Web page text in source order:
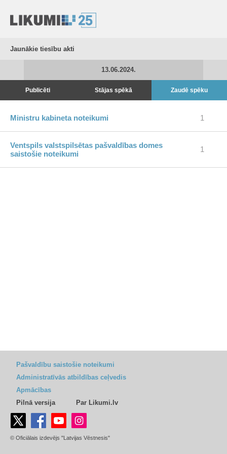
Jaunākie tiesību akti
13.06.2024.
Publicēti Stājas spēkā Zaudē spēku
Ministru kabineta noteikumi 1
Ventspils valstspilsētas pašvaldības domes
saistošie noteikumi
1
Pašvaldību saistošie noteikumi
Administratīvās atbildības ceļvedis
Apmācības
Pilnā versija
Par Likumi.lv
© Oficiālais izdevējs "Latvijas Vēstnesis"